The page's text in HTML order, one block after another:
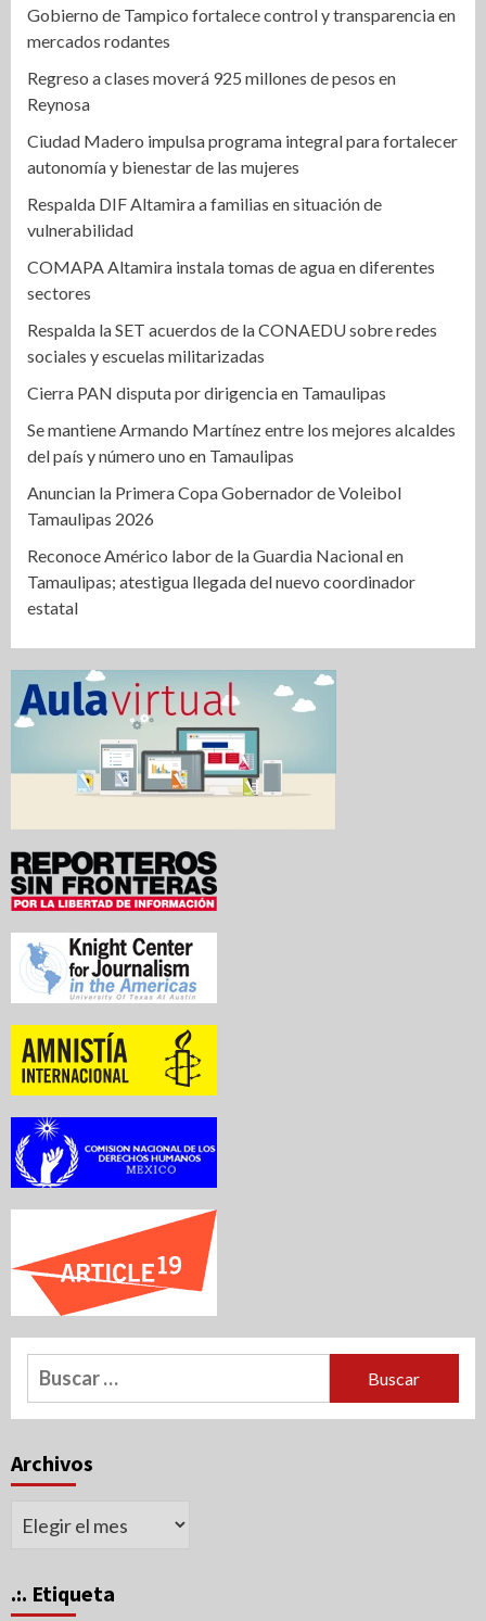
Gobierno de Tampico fortalece control y transparencia en
mercados rodantes
Regreso a clases moverá 925 millones de pesos en
Reynosa
Ciudad Madero impulsa programa integral para fortalecer
autonomía y bienestar de las mujeres
Respalda DIF Altamira a familias en situación de
vulnerabilidad
COMAPA Altamira instala tomas de agua en diferentes
sectores
Respalda la SET acuerdos de la CONAEDU sobre redes
sociales y escuelas militarizadas
Cierra PAN disputa por dirigencia en Tamaulipas
Se mantiene Armando Martínez entre los mejores alcaldes
del país y número uno en Tamaulipas
Anuncian la Primera Copa Gobernador de Voleibol
Tamaulipas 2026
Reconoce Américo labor de la Guardia Nacional en
Tamaulipas; atestigua llegada del nuevo coordinador
estatal
Buscar:
Archivos
Archivos
.:. Etiqueta